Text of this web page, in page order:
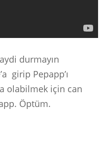
durmayın
girip Pepapp’ı
olabilmek için can
Öptüm.